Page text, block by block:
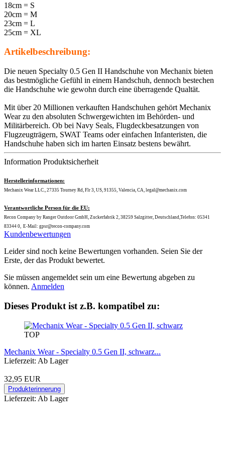
18cm = S
20cm = M
23cm = L
25cm = XL
Artikelbeschreibung:
Die neuen Specialty 0.5 Gen II Handschuhe von Mechanix bieten
das bestmögliche Gefühl in einem Handschuh, dennoch bestechen
die Handschuhe wie gewohn durch eine überragende Qualtät.
Mit über 20 Millionen verkauften Handschuhen gehört Mechanix
Wear zu den absoluten Schwergewichten im Behörden- und
Militärbereich. Ob bei Navy Seals, Flugdeckbesatzungen von
Flugzeugträgern, SWAT Teams oder einfachen Infanteristen, die
Handschuhe haben sich im harten Einsatz bestens bewährt.
Information Produktsicherheit
Herstellerinformationen:
Mechanix Wear LLC., 27335 Tourney Rd, Flr 3, US, 91355, Valencia, CA, legal@mechanix.com
Verantwortliche Person für die EU:
Recon Company by Ranger Outdoor GmbH, Zuckerfabrik 2, 38259 Salzgitter, Deutschland,Telefon: 05341
83344 0, E-Mail: gpsr@recon-company.com
Kundenbewertungen
Leider sind noch keine Bewertungen vorhanden. Seien Sie der
Erste, der das Produkt bewertet.
Sie müssen angemeldet sein um eine Bewertung abgeben zu
können. Anmelden
Dieses Produkt ist z.B. kompatibel zu:
TOP
Mechanix Wear - Specialty 0.5 Gen II, schwarz...
Lieferzeit: Ab Lager
32,95 EUR
Produkterinnerung
Lieferzeit: Ab Lager